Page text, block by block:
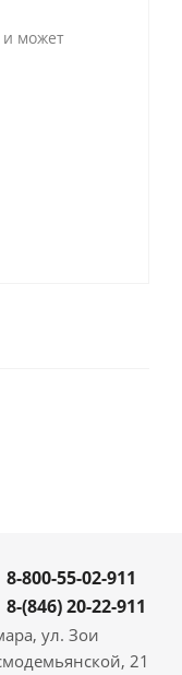
и может
8-800-55-02-911
8-(846) 20-22-911
ул. Зои
21